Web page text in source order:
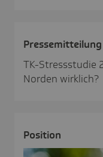
Pres­se­mit­tei­lung
TK-Stressstudie
Norden wirklich?
Posi­tion